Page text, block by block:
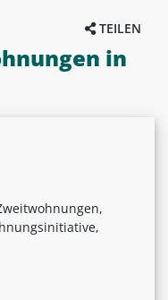
TEILEN
in